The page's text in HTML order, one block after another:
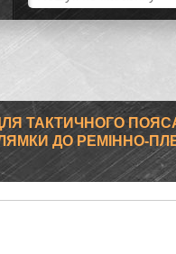
ТАКТИЧНОГО ПОЯСА
ДО РЕМІННО-